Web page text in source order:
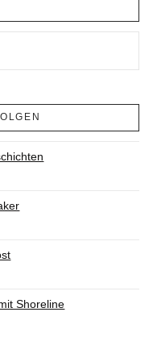
Shoreline